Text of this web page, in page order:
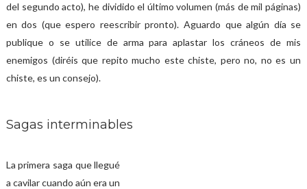
del segundo acto), he dividido el último volumen (más de mil páginas)
en dos (que espero reescribir pronto). Aguardo que algún día se
publique o se utilice de arma para aplastar los cráneos de mis
enemigos (diréis que repito mucho este chiste, pero no, no es un
chiste, es un consejo).
Sagas interminables
La primera saga que llegué
a cavilar cuando aún era un